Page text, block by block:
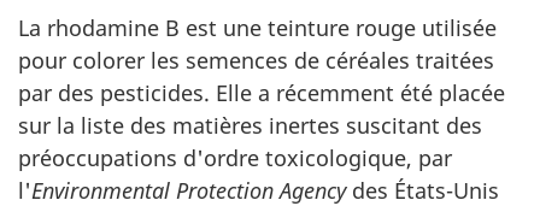
La rhodamine B est une teinture rouge utilisée
pour colorer les semences de céréales traitées
par des pesticides. Elle a récemment été placée
sur la liste des matières inertes suscitant des
préoccupations d'ordre toxicologique, par
l'Environmental Protection Agencydes États-Unis